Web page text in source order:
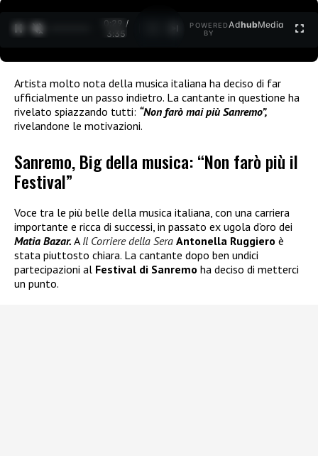
0:30 /
3:35
POWERED
BY
AdhubMedia
Artista molto nota della musica italiana ha deciso di far
ufficialmente un passo indietro. La cantante in questione ha
rivelato spiazzando tutti: “Non farò mai più Sanremo”,
rivelandone le motivazioni.
Sanremo, Big della musica: “Non farò più il
Festival”
Voce tra le più belle della musica italiana, con una carriera
importante e ricca di successi, in passato ex ugola d’oro dei
Matia Bazar. A Il Corriere della Sera Antonella Ruggiero è
stata piuttosto chiara. La cantante dopo ben undici
partecipazioni al Festival di Sanremo ha deciso di metterci
un punto.